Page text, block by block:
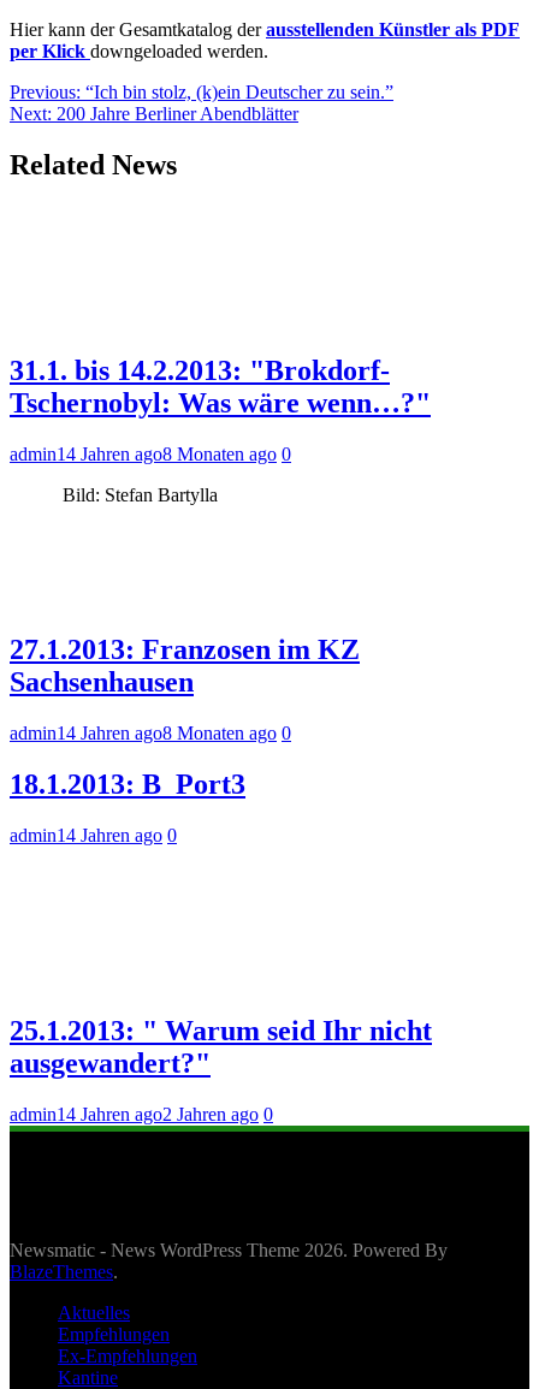
Hier kann der Gesamtkatalog der ausstellenden Künstler als PDF
per Klick downgeloaded werden.
Beitragsnavigation
Previous: “Ich bin stolz, (k)ein Deutscher zu sein.”
Next: 200 Jahre Berliner Abendblätter
Related News
31.1. bis 14.2.2013: "Brokdorf-
Tschernobyl: Was wäre wenn…?"
admin14 Jahren ago8 Monaten ago 0
Bild: Stefan Bartylla
27.1.2013: Franzosen im KZ
Sachsenhausen
admin14 Jahren ago8 Monaten ago 0
18.1.2013: B_Port3
admin14 Jahren ago 0
25.1.2013: " Warum seid Ihr nicht
ausgewandert?"
admin14 Jahren ago2 Jahren ago 0
Newsmatic - News WordPress Theme 2026. Powered By
BlazeThemes.
Aktuelles
Empfehlungen
Ex-Empfehlungen
Kantine